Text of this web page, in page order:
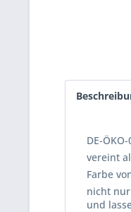
DE-
vereint
Farbe
nicht
und